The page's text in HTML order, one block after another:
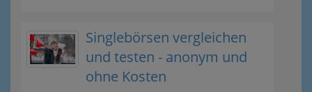
Singlebörsen vergleichen
und testen - anonym und
ohne Kosten